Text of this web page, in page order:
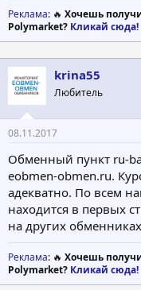
Реклама: 🔥 Хочешь
Polymarket? Кликай сюда!
krina55
Любитель
08.11.2017
Обменный пункт ru-
eobmen-obmen.ru.
адекватно. По всем
находится в первых
на других
Реклама: 🔥 Хочешь
Polymarket? Кликай сюда!